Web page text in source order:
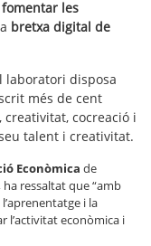
fomentar les
bretxa digital de
laboratori disposa
més de cent
creativitat, cocreació i
talent i creativitat.
Econòmica de
ha ressaltat que “amb
i la
l’activitat econòmica i